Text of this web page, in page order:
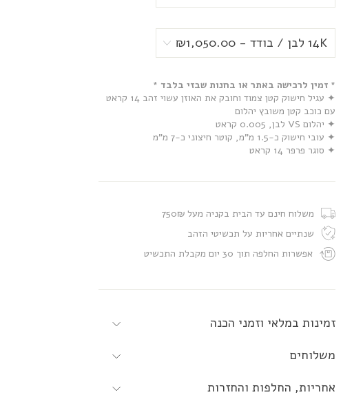
* זמין לרכישה באתר או בחנות שבזי בלבד *
✦ עגיל חישוק קטן צמוד וחובק את האוזן עשוי זהב 14 קראט
עם כוכב קטן משובץ יהלום
✦ יהלום VS לבן, 0.005 קראט
✦ עובי חישוק כ-1.5 מ”מ, קוטר חיצוני כ-7 מ”מ
✦ סוגר פרפר 14 קראט
משלוח חינם עד הבית בקניה מעל 750₪
שנתיים אחריות על תכשיטי הזהב
אפשרות החלפה תוך 30 יום מקבלת התכשיט
זמינות במלאי וזמני הכנה
משלוחים
אחריות, החלפות והחזרות